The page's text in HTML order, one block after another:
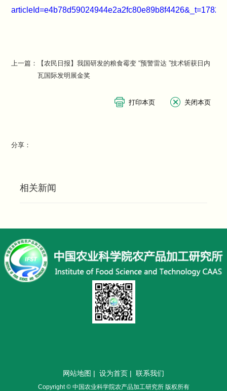
上一篇：
【农民日报】我国研发的粮食霉变 “预警雷达 ”技术斩获日内
瓦国际发明展金奖
分享：
相关新闻
网站地图 | 设为首页 | 联系我们
Copyright © 中国农业科学院农产品加工研究所 版权所有